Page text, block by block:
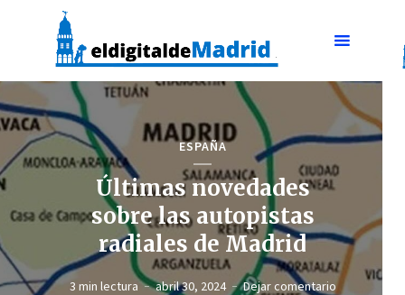
ESPAÑA
Últimas novedades
sobre las autopistas
radiales de Madrid
3 min lectura abril 30, 2024 Dejar comentario